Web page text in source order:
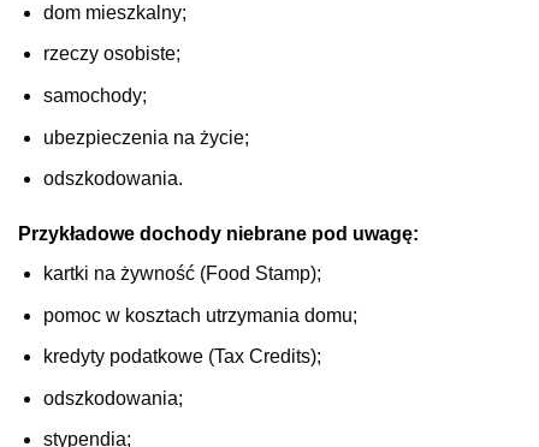
dom mieszkalny;
rzeczy osobiste;
samochody;
ubezpieczenia na życie;
odszkodowania.
Przykładowe dochody niebrane pod uwagę:
kartki na żywność (Food Stamp);
pomoc w kosztach utrzymania domu;
kredyty podatkowe (Tax Credits);
odszkodowania;
stypendia;